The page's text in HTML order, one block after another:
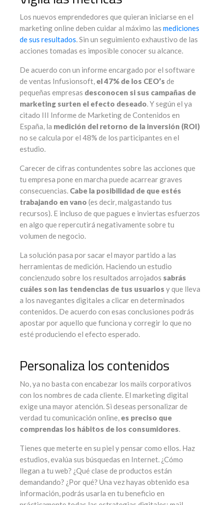
Los nuevos emprendedores que quieran iniciarse en el
marketing online deben cuidar al máximo las mediciones
de sus resultados. Sin un seguimiento exhaustivo de las
acciones tomadas es imposible conocer su alcance.
De acuerdo con un informe encargado por el software
de ventas Infusionsoft, el 47% de los CEO’s de
pequeñas empresas desconocen si sus campañas de
marketing surten el efecto deseado. Y según el ya
citado III Informe de Marketing de Contenidos en
España, la medición del retorno de la inversión (ROI)
no se calcula por el 48% de los participantes en el
estudio.
Carecer de cifras contundentes sobre las acciones que
tu empresa pone en marcha puede acarrear graves
consecuencias. Cabe la posibilidad de que estés
trabajando en vano (es decir, malgastando tus
recursos). E incluso de que pagues e inviertas esfuerzos
en algo que repercutirá negativamente sobre tu
volumen de negocio.
La solución pasa por sacar el mayor partido a las
herramientas de medición. Haciendo un estudio
concienzudo sobre los resultados arrojados sabrás
cuáles son las tendencias de tus usuarios y que lleva
a los navegantes digitales a clicar en determinados
contenidos. De acuerdo con esas conclusiones podrás
apostar por aquello que funciona y corregir lo que no
esté produciendo el efecto esperado.
Personaliza los contenidos
No, ya no basta con encabezar los mails corporativos
con los nombres de cada cliente. El marketing digital
exige una mayor atención. Si deseas personalizar de
verdad tu comunicación online, es preciso que
comprendas los hábitos de los consumidores.
Tienes que meterte en su piel y pensar como ellos. Haz
estudios, evalúa sus búsquedas en Internet. ¿Cómo
llegan a tu web? ¿Qué clase de productos están
demandando? ¿Por qué? Una vez hayas obtenido esa
información, podrás usarla en tu beneficio en